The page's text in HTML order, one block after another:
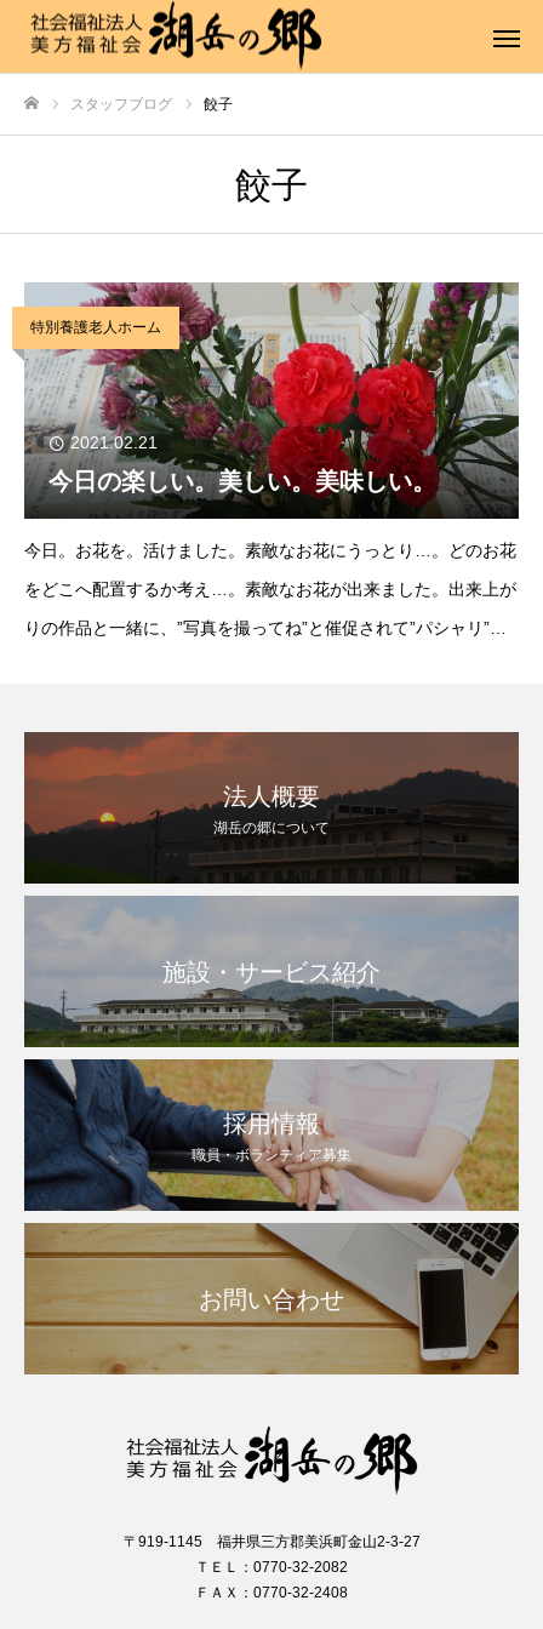
スタッフブログ 餃子
餃子
特別養護老人ホーム
2021.02.21
今日の楽しい。美しい。美味しい。
今日。お花を。活けました。素敵なお花にうっとり…。どのお花
をどこへ配置するか考え…。素敵なお花が出来ました。出来上が
りの作品と一緒に、”写真を撮ってね”と催促されて”パシャリ”イ
法人概要
湖岳の郷について
施設・サービス紹介
採用情報
職員・ボランティア募集
お問い合わせ
〒919-1145 福井県三方郡美浜町金山2-3-27
ＴＥＬ：0770-32-2082
ＦＡＸ：0770-32-2408